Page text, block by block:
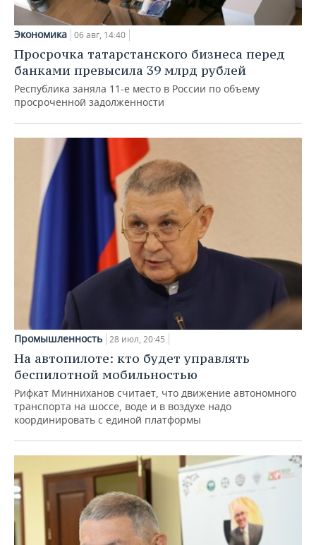
Экономика 06 авг, 14:40
Просрочка татарстанского бизнеса перед
банками превысила 39 млрд рублей
Республика заняла 11-е место в России по объему
просроченной задолженности
Промышленность 28 июл, 20:45
На автопилоте: кто будет управлять
беспилотной мобильностью
Рифкат Минниханов считает, что движение автономного
транспорта на шоссе, воде и в воздухе надо
координировать с единой платформы